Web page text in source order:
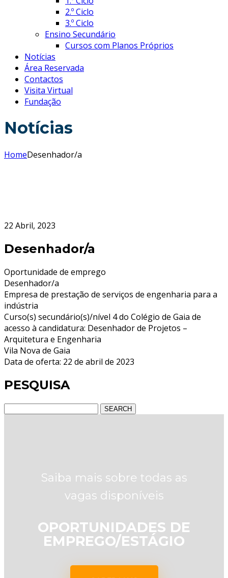
2.º Ciclo
3.º Ciclo
Ensino Secundário
Cursos com Planos Próprios
Notícias
Área Reservada
Contactos
Visita Virtual
Fundação
Notícias
HomeDesenhador/a
22 Abril, 2023
Desenhador/a
Oportunidade de emprego
Desenhador/a
Empresa de prestação de serviços de engenharia para a
indústria
Curso(s) secundário(s)/nível 4 do Colégio de Gaia de
acesso à candidatura: Desenhador de Projetos –
Arquitetura e Engenharia
Vila Nova de Gaia
Data de oferta: 22 de abril de 2023
PESQUISA
SEARCH
Saiba mais sobre todas as
vagas disponíveis
OPORTUNIDADES DE
EMPREGO/ESTÁGIO